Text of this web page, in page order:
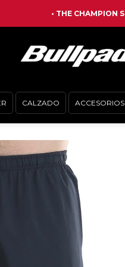
CALZADO ACCESORIOS